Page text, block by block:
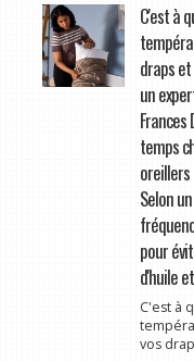
C'est à
draps
un
Frances
temps
Selon
pour
d'huile
C'est à
vos